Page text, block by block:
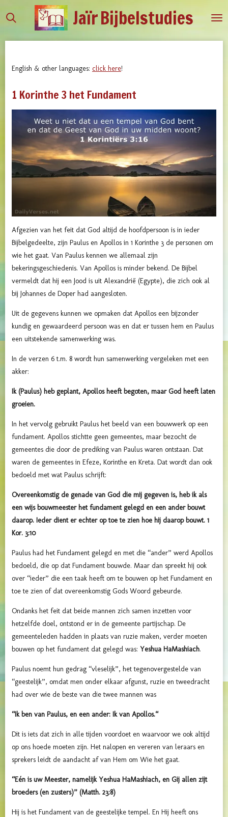
direct
JaïrBijbelstudies
English & other languages: click here!
1 Korinthe 3 het Fundament
Afgezien van het feit dat God altijd de hoofdpersoon is in ieder
Bijbelgedeelte, zijn Paulus en Apollos in 1 Korinthe 3 de personen om
wie het gaat. Van Paulus kennen we allemaal zijn
bekeringsgeschiedenis. Van Apollos is minder bekend. De Bijbel
vermeldt dat hij een Jood is uit Alexandrië (Egypte), die zich ook al
bij Johannes de Doper had aangesloten.
Uit de gegevens kunnen we opmaken dat Apollos een bijzonder
kundig en gewaardeerd persoon was en dat er tussen hem en Paulus
een uitstekende samenwerking was.
In de verzen 6 t.m. 8 wordt hun samenwerking vergeleken met een
akker:
Ik (Paulus) heb geplant, Apollos heeft begoten, maar God heeft laten
groeien.
In het vervolg gebruikt Paulus het beeld van een bouwwerk op een
fundament. Apollos stichtte geen gemeentes, maar bezocht de
gemeentes die door de prediking van Paulus waren ontstaan. Dat
waren de gemeentes in Efeze, Korinthe en Kreta. Dat wordt dan ook
bedoeld met wat Paulus schrijft:
Overeenkomstig de genade van God die mij gegeven is, heb ik als
een wijs bouwmeester het fundament gelegd en een ander bouwt
daarop. Ieder dient er echter op toe te zien hoe hij daarop bouwt. 1
Kor. 3:10
Paulus had het Fundament gelegd en met die “ander” werd Apollos
bedoeld, die op dat Fundament bouwde. Maar dan spreekt hij ook
over “ieder” die een taak heeft om te bouwen op het Fundament en
toe te zien of dat overeenkomstig Gods Woord gebeurde.
Ondanks het feit dat beide mannen zich samen inzetten voor
hetzelfde doel, ontstond er in de gemeente partijschap. De
gemeenteleden hadden in plaats van ruzie maken, verder moeten
bouwen op het fundament dat gelegd was: Yeshua HaMashiach.
Paulus noemt hun gedrag “vleselijk”, het tegenovergestelde van
“geestelijk”, omdat men onder elkaar afgunst, ruzie en tweedracht
had over wie de beste van die twee mannen was
“Ik ben van Paulus, en een ander: Ik van Apollos.“
Dit is iets dat zich in alle tijden voordoet en waarvoor we ook altijd
op ons hoede moeten zijn. Het nalopen en vereren van leraars en
sprekers leidt de aandacht af van Hem om Wie het gaat.
“Eén is uw Meester, namelijk Yeshua HaMashiach, en Gij allen zijt
broeders (en zusters)” (Matth. 23:8)
Hij is het Fundament van de geestelijke tempel. En Hij heeft ons